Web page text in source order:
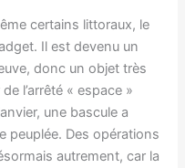
certains littoraux, le
Il est devenu un
donc un objet très
l’arrêté « espace »
une bascule a
peuplée. Des opérations
autrement, car la